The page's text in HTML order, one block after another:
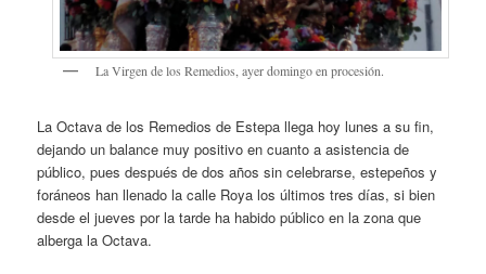
La Virgen de los Remedios, ayer domingo en procesión.
La Octava de los Remedios de Estepa llega hoy lunes a su fin,
dejando un balance muy positivo en cuanto a asistencia de
público, pues después de dos años sin celebrarse, estepeños y
foráneos han llenado la calle Roya los últimos tres días, si bien
desde el jueves por la tarde ha habido público en la zona que
alberga la Octava.